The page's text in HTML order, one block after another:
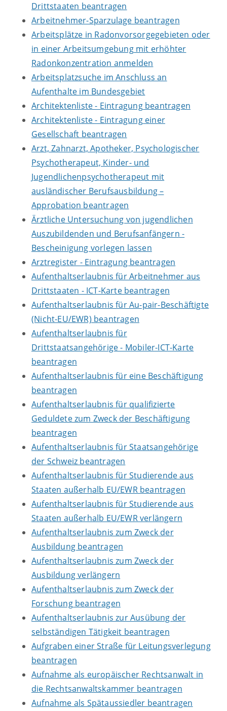
Drittstaaten beantragen
Arbeitnehmer-Sparzulage beantragen
Arbeitsplätze in Radonvorsorgegebieten oder
in einer Arbeitsumgebung mit erhöhter
Radonkonzentration anmelden
Arbeitsplatzsuche im Anschluss an
Aufenthalte im Bundesgebiet
Architektenliste - Eintragung beantragen
Architektenliste - Eintragung einer
Gesellschaft beantragen
Arzt, Zahnarzt, Apotheker, Psychologischer
Psychotherapeut, Kinder- und
Jugendlichenpsychotherapeut mit
ausländischer Berufsausbildung –
Approbation beantragen
Ärztliche Untersuchung von jugendlichen
Auszubildenden und Berufsanfängern -
Bescheinigung vorlegen lassen
Arztregister - Eintragung beantragen
Aufenthaltserlaubnis für Arbeitnehmer aus
Drittstaaten - ICT-Karte beantragen
Aufenthaltserlaubnis für Au-pair-Beschäftigte
(Nicht-EU/EWR) beantragen
Aufenthaltserlaubnis für
Drittstaatsangehörige - Mobiler-ICT-Karte
beantragen
Aufenthaltserlaubnis für eine Beschäftigung
beantragen
Aufenthaltserlaubnis für qualifizierte
Geduldete zum Zweck der Beschäftigung
beantragen
Aufenthaltserlaubnis für Staatsangehörige
der Schweiz beantragen
Aufenthaltserlaubnis für Studierende aus
Staaten außerhalb EU/EWR beantragen
Aufenthaltserlaubnis für Studierende aus
Staaten außerhalb EU/EWR verlängern
Aufenthaltserlaubnis zum Zweck der
Ausbildung beantragen
Aufenthaltserlaubnis zum Zweck der
Ausbildung verlängern
Aufenthaltserlaubnis zum Zweck der
Forschung beantragen
Aufenthaltserlaubnis zur Ausübung der
selbständigen Tätigkeit beantragen
Aufgraben einer Straße für Leitungsverlegung
beantragen
Aufnahme als europäischer Rechtsanwalt in
die Rechtsanwaltskammer beantragen
Aufnahme als Spätaussiedler beantragen